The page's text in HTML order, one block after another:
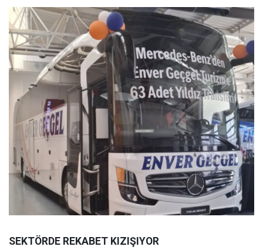
SEKTÖRDE REKABET KIZIŞIYOR